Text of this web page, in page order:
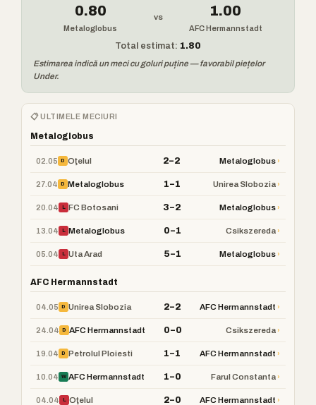
0.80
Metaloglobus
vs 1.00
AFC Hermannstadt
Total estimat: 1.80
Estimarea indică un meci cu goluri puține — favorabil piețelor
Under.
📋 ULTIMELE MECIURI
Metaloglobus
02.05 D Oţelul 2–2 Metaloglobus›
27.04 D Metaloglobus 1–1 Unirea Slobozia›
20.04 L FC Botosani 3–2 Metaloglobus›
13.04 L Metaloglobus 0–1 Csikszereda›
05.04 L Uta Arad 5–1 Metaloglobus›
AFC Hermannstadt
04.05 D Unirea Slobozia 2–2 AFC Hermannstadt ›
24.04 D AFC Hermannstadt 0–0 Csikszereda›
19.04 D Petrolul Ploiesti 1–1 AFC Hermannstadt ›
10.04 W AFC Hermannstadt 1–0 Farul Constanta›
04.04 L Oţelul 2–0 AFC Hermannstadt ›